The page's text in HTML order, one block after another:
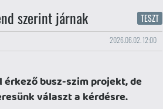
szerint járnak
TESZT
2026.06.02. 12:00
busz-szim projekt, de
választ a kérdésre.